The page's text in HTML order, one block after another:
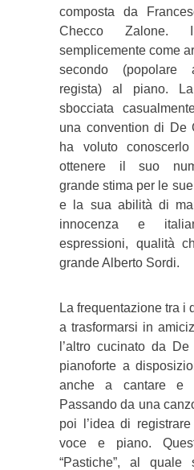
composta da
Checco Zalone.
semplicemente come
secondo (popolare
regista) al piano.
sbocciata
una convention di De
ha voluto
ottenere il suo
grande stima per le
e la sua abilità di
innocenza e
espressioni, qualità
grande Alberto Sordi.
La frequentazione tra i
a trasformarsi in
l’altro cucinato da
pianoforte a
anche a cantare e
Passando da una
poi l’idea di
voce e piano.
“Pastiche”, al